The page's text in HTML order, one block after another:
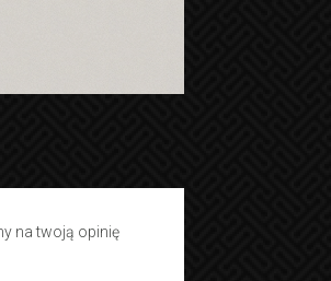
na twoją opinię